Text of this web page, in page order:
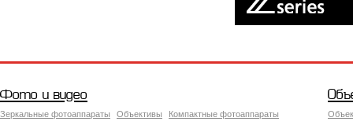
Фото и видео
Зеркальные фотоаппараты Объективы
Компактные фотоаппараты